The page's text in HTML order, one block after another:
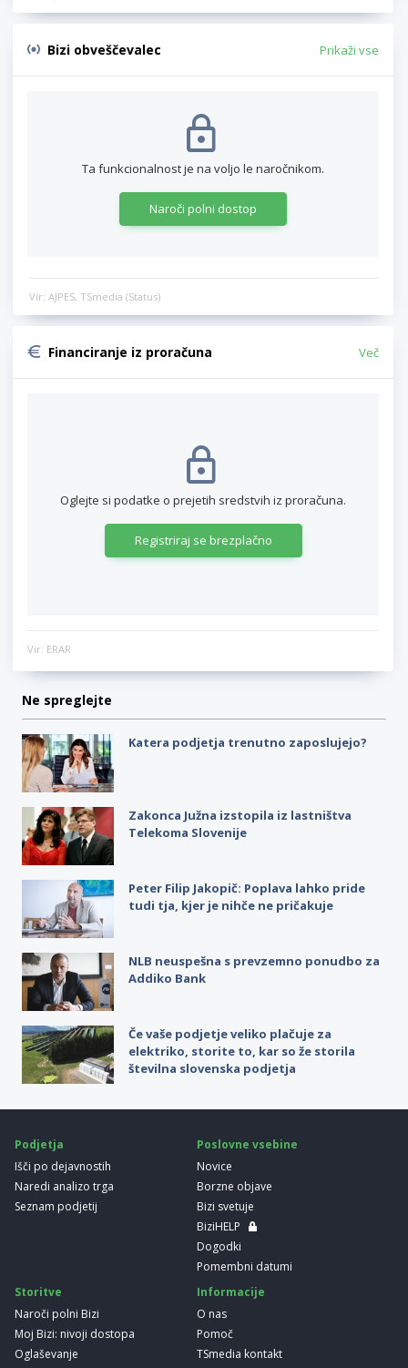
Bizi obveščevalec Prikaži vse
Ta funkcionalnost je na voljo le naročnikom.
Naroči polni dostop
Vir: AJPES, TSmedia (Status)
Financiranje iz proračuna Več
Oglejte si podatke o prejetih sredstvih iz proračuna.
Registriraj se brezplačno
Vir: ERAR
Ne spreglejte
Katera podjetja trenutno zaposlujejo?
Zakonca Južna izstopila iz lastništva
Telekoma Slovenije
Peter Filip Jakopič: Poplava lahko pride
tudi tja, kjer je nihče ne pričakuje
NLB neuspešna s prevzemno ponudbo za
Addiko Bank
Če vaše podjetje veliko plačuje za
elektriko, storite to, kar so že storila
številna slovenska podjetja
Podjetja
Išči po dejavnostih
Naredi analizo trga
Seznam podjetij
Poslovne vsebine
Novice
Borzne objave
Bizi svetuje
BiziHELP
Dogodki
Pomembni datumi
Storitve
Naroči polni Bizi
Moj Bizi: nivoji dostopa
Oglaševanje
Informacije
O nas
Pomoč
TSmedia kontakt